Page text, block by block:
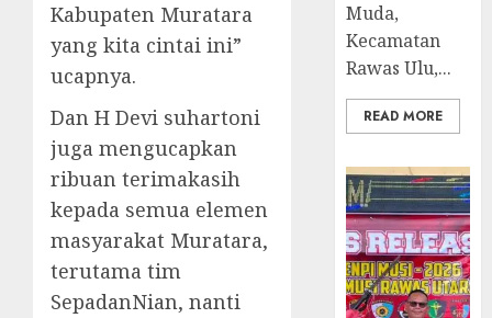
Kabupaten Muratara
yang kita cintai ini”
ucapnya.
Dan H Devi suhartoni
juga mengucapkan
ribuan terimakasih
kepada semua elemen
masyarakat Muratara,
terutama tim
SepadanNian, nanti
Muda,
Kecamatan
Rawas Ulu,...
READ MORE